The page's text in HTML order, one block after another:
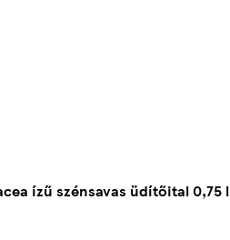
ízű szénsavas üdítőital 0,75 l